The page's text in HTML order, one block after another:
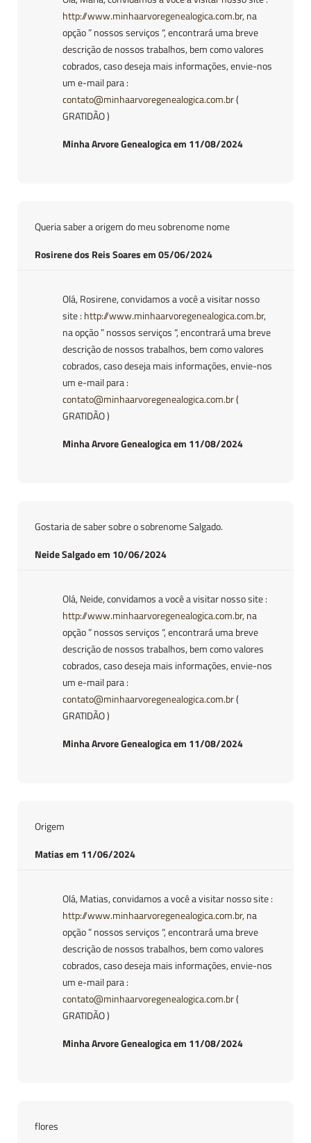
http://www.minhaarvoregenealogica.com.br, na
opção ” nossos serviços “, encontrará uma breve
descrição de nossos trabalhos, bem como valores
cobrados, caso deseja mais informações, envie-nos
um e-mail para :
contato@minhaarvoregenealogica.com.br(
GRATIDÃO )
Minha Arvore Genealogica em 11/08/2024
Queria saber a origem do meu sobrenome nome
Rosirene dos Reis Soares em 05/06/2024
Olá, Rosirene, convidamos a você a visitar nosso
site : http://www.minhaarvoregenealogica.com.br,
na opção ” nossos serviços “, encontrará uma breve
descrição de nossos trabalhos, bem como valores
cobrados, caso deseja mais informações, envie-nos
um e-mail para :
contato@minhaarvoregenealogica.com.br(
GRATIDÃO )
Minha Arvore Genealogica em 11/08/2024
Gostaria de saber sobre o sobrenome Salgado.
Neide Salgado em 10/06/2024
Olá, Neide, convidamos a você a visitar nosso site :
http://www.minhaarvoregenealogica.com.br, na
opção ” nossos serviços “, encontrará uma breve
descrição de nossos trabalhos, bem como valores
cobrados, caso deseja mais informações, envie-nos
um e-mail para :
contato@minhaarvoregenealogica.com.br(
GRATIDÃO )
Minha Arvore Genealogica em 11/08/2024
Origem
Matias em 11/06/2024
Olá, Matias, convidamos a você a visitar nosso site :
http://www.minhaarvoregenealogica.com.br, na
opção ” nossos serviços “, encontrará uma breve
descrição de nossos trabalhos, bem como valores
cobrados, caso deseja mais informações, envie-nos
um e-mail para :
contato@minhaarvoregenealogica.com.br(
GRATIDÃO )
Minha Arvore Genealogica em 11/08/2024
flores